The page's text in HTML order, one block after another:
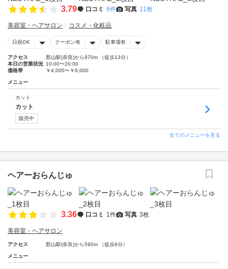
3.79 口コミ 6件 写真 11枚
美容室・ヘアサロン コスメ・化粧品
日祝OK クーポン有 駐車場有
アクセス
郡山駅(奈良)から970m （徒歩13分）
本日の営業状況 10:00〜20:00
価格帯
￥4,000〜￥6,000
メニュー
カット
カット
販売中
全てのメニューを見る
ヘアーおらんじゅ
3.36 口コミ 1件 写真 3枚
美容室・ヘアサロン
アクセス 郡山駅(奈良)から590m （徒歩8分）
メニュー